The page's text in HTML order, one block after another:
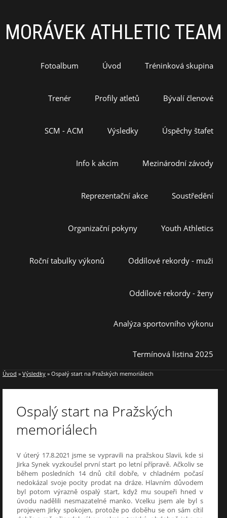
MORÁVEK ATHLETIC TEAM
Fotoalbum Úvod Tréninková skupina
Trenér Profily atletů Bývalí členové
SCM - ACM Výsledky Úspěchy štafet
Info k akcím Mezinárodní závody
Reprezentační akce Soustředění
Organizační pokyny Youth Athletics
Roční tabulky výkonů Oddílové rekordy - muži
Oddílové rekordy - ženy
Analýza sportovního výkonu
Termínová listina 2025
Úvod » Výsledky » Ospalý start na Pražských memoriálech
Ospalý start na Pražských
memoriálech
V úterý 17.8.2021 jsme se vypravili na pražskou Slavii, kde si
Jirka Synek vyzkoušel první start po letní přípravě. Ačkoliv se
během posledních 14 dnů cítil dobře, v chladném počasí
nedokázal svoje pocity prodat na dráze. Hlavním důvodem
byl potom výrazně ospalý start, když mu soupeři hned v
úvodu nadělili nesmazatelné manko. Vcelku jsem ale byl s
projevem Jirky spokojen, protože po doběhu se on sám cítil